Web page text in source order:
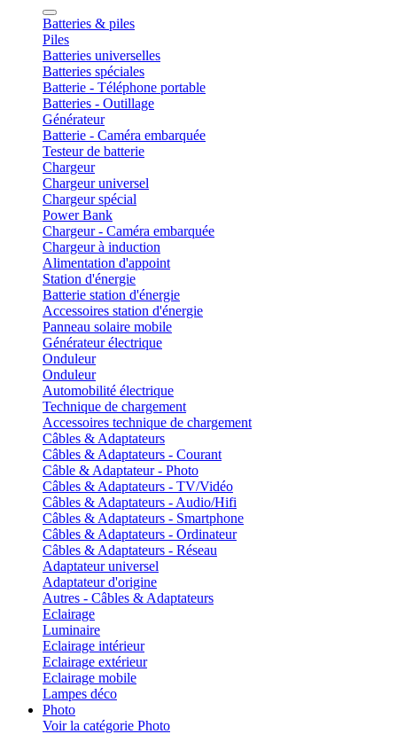
Batteries & piles
Piles
Batteries universelles
Batteries spéciales
Batterie - Téléphone portable
Batteries - Outillage
Générateur
Batterie - Caméra embarquée
Testeur de batterie
Chargeur
Chargeur universel
Chargeur spécial
Power Bank
Chargeur - Caméra embarquée
Chargeur à induction
Alimentation d'appoint
Station d'énergie
Batterie station d'énergie
Accessoires station d'énergie
Panneau solaire mobile
Générateur électrique
Onduleur
Onduleur
Automobilité électrique
Technique de chargement
Accessoires technique de chargement
Câbles & Adaptateurs
Câbles & Adaptateurs - Courant
Câble & Adaptateur - Photo
Câbles & Adaptateurs - TV/Vidéo
Câbles & Adaptateurs - Audio/Hifi
Câbles & Adaptateurs - Smartphone
Câbles & Adaptateurs - Ordinateur
Câbles & Adaptateurs - Réseau
Adaptateur universel
Adaptateur d'origine
Autres - Câbles & Adaptateurs
Eclairage
Luminaire
Eclairage intérieur
Eclairage extérieur
Eclairage mobile
Lampes déco
Photo
Voir la catégorie Photo